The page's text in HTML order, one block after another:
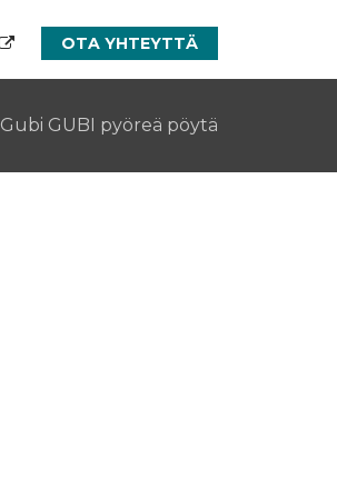
OTA YHTEYTTÄ
Gubi GUBI pyöreä pöytä